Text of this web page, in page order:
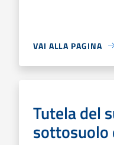
VAI ALLA PAGINA
Tutela del
sottosuolo